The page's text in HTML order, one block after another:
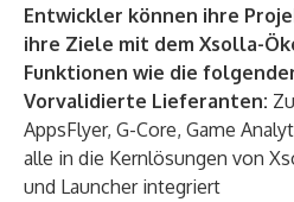
Entwickler können ihre
ihre Ziele mit dem Xsolla-
Funktionen wie die
Vorvalidierte Lieferanten:
AppsFlyer, G-Core, Game
alle in die Kernlösungen von
und Launcher integriert